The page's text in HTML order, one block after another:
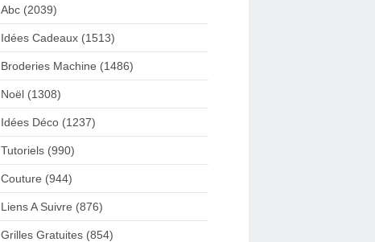
Abc (2039)
Idées Cadeaux (1513)
Broderies Machine (1486)
Noël (1308)
Idées Déco (1237)
Tutoriels (990)
Couture (944)
Liens A Suivre (876)
Grilles Gratuites (854)